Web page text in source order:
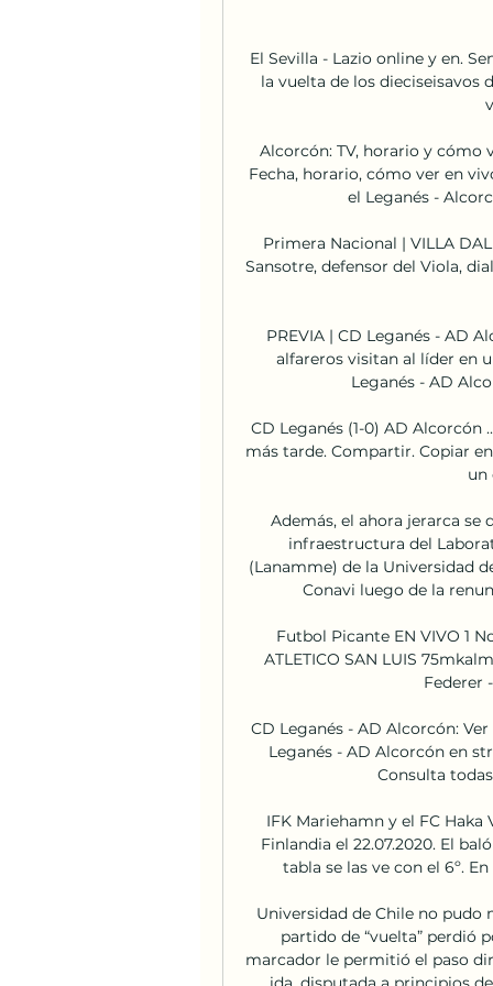
El Sevilla - Lazio online y en.
la vuelta de los dieciseisavos
Alcorcón: TV, horario y cómo
Fecha, horario, cómo ver en
el Leganés -
Primera Nacional | VILLA
Sansotre, defensor del Viola,
PREVIA | CD Leganés - AD
alfareros visitan al líder en
Leganés - AD
CD Leganés (1-0) AD
más tarde. Compartir. Copiar
un
Además, el ahora jerarca
infraestructura del
(Lanamme) de la Universidad
Conavi luego de la
Futbol Picante EN VIVO 1
ATLETICO SAN LUIS
Federer
CD Leganés - AD Alcorcón:
Leganés - AD Alcorcón en
Consulta
IFK Mariehamn y el FC
Finlandia el 22.07.2020. El
tabla se las ve con el 6º.
Universidad de Chile no pudo
partido de “vuelta” perdió
marcador le permitió el paso